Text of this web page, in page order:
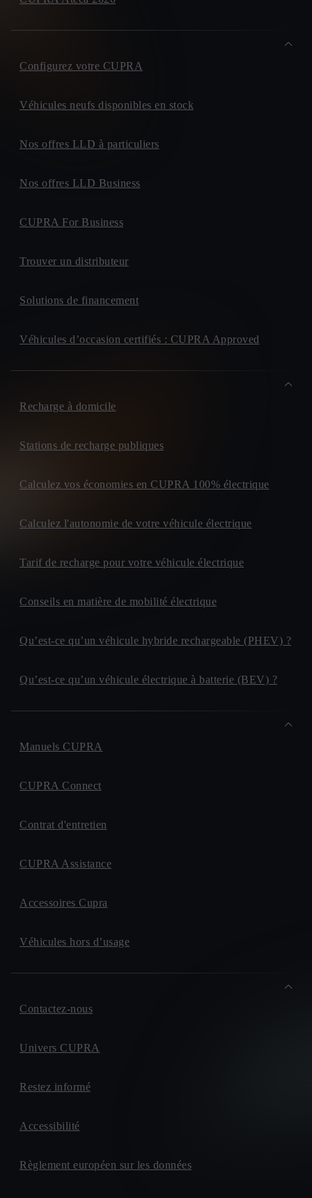
Configurez votre CUPRA
Véhicules neufs disponibles en stock
Nos offres LLD à particuliers
Nos offres LLD Business
CUPRA For Business
Trouver un distributeur
Solutions de financement
Véhicules d’occasion certifiés : CUPRA Approved
Recharge à domicile
Stations de recharge publiques
Calculez vos économies en CUPRA 100% électrique
Calculez l'autonomie de votre véhicule électrique
Tarif de recharge pour votre véhicule électrique
Conseils en matière de mobilité électrique
Qu’est-ce qu’un véhicule hybride rechargeable (PHEV) ?
Qu’est-ce qu’un véhicule électrique à batterie (BEV) ?
Manuels CUPRA
CUPRA Connect
Contrat d'entretien
CUPRA Assistance
Accessoires Cupra
Véhicules hors d’usage
Contactez-nous
Univers CUPRA
Restez informé
Accessibilité
Règlement européen sur les données